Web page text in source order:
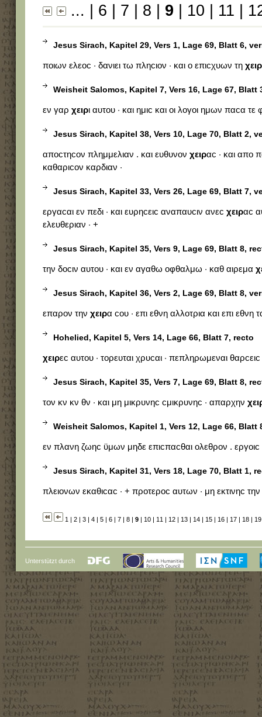
... 6 7 8 9 10 11
Jesus Sirach, Kapitel 29, Vers 1, Lage 69, Blatt 6,
ποιων ελεοϲ · δανιει τω πληϲιον · και ο επιϲχυων τη χειρ
Weisheit Salomos, Kapitel 7, Vers 16, Lage 67, Blatt
εν γαρ χειρι αυτου · και ημιϲ και οι λογοι ημων παϲα τε
Jesus Sirach, Kapitel 38, Vers 10, Lage 70, Blatt 2,
αποϲτηϲον πλημμελιαν . και ευθυνον χειραϲ · και απο
καθαριϲον καρδιαν ·
Jesus Sirach, Kapitel 33, Vers 26, Lage 69, Blatt 7,
εργαϲαι εν πεδι · και ευρηϲειϲ αναπαυϲιν ανεϲ χειραϲ
ελευθεριαν · +
Jesus Sirach, Kapitel 35, Vers 9, Lage 69, Blatt 8,
την δοϲιν αυτου · και εν αγαθω οφθαλμω · καθ αιρεμα
Jesus Sirach, Kapitel 36, Vers 2, Lage 69, Blatt 8,
επαρον την χειρα ϲου · επι εθνη αλλοτρια και επι εθνη
Hohelied, Kapitel 5, Vers 14, Lage 66, Blatt 7, recto
χειρεϲ αυτου · τορευται χρυϲαι · πεπληρωμεναι θαρϲειϲ
Jesus Sirach, Kapitel 35, Vers 7, Lage 69, Blatt 8,
τον κν κν θν · και μη μικρυνηϲ ϲμικρυνηϲ · απαρχην
Weisheit Salomos, Kapitel 1, Vers 12, Lage 66, Blatt
εν πλανη ζωηϲ ϋμων μηδε επιϲπαϲθαι ολεθρον . εργοιϲ
Jesus Sirach, Kapitel 31, Vers 18, Lage 70, Blatt 1,
πλειονων εκαθιϲαϲ · + προτεροϲ αυτων · μη εκτινηϲ την
1 | 2| 3| 4| 5| 6| 7| 8| 9| 10| 11 | 12| 13| 14| 15| 16| 17| 18| 19
Unterstützt durch